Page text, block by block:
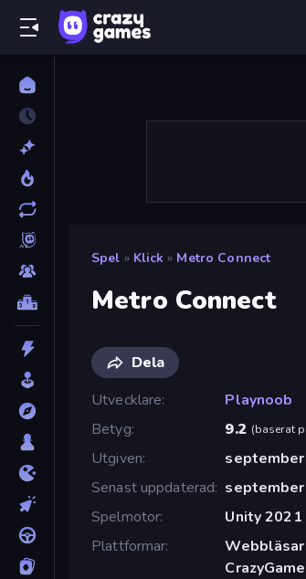
Spel » Klick » Metro Connect
Metro Connect
Dela
Utvecklare
Playnoob
Betyg
9.2 (baserat
Utgiven
Senast uppdaterad
Spelmotor
Unity 2021
Plattformar